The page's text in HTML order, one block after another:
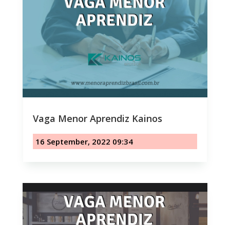
Vaga Menor Aprendiz Kainos
16 September, 2022 09:34